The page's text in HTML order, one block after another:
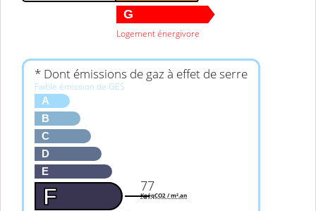
G
Logement énergivore
* Dont émissions de gaz à effet de serre
Faible émission de GES
A
B
C
D
E
F 77
KgéqCO2 / m².an